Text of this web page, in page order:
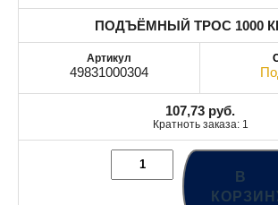
ПОДЪЁМНЫЙ ТРОС 1000
49831000304
107,73 руб.
Кратноть заказа: 1
В